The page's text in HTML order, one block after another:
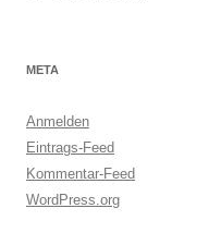
META
Anmelden
Eintrags-Feed
Kommentar-Feed
WordPress.org